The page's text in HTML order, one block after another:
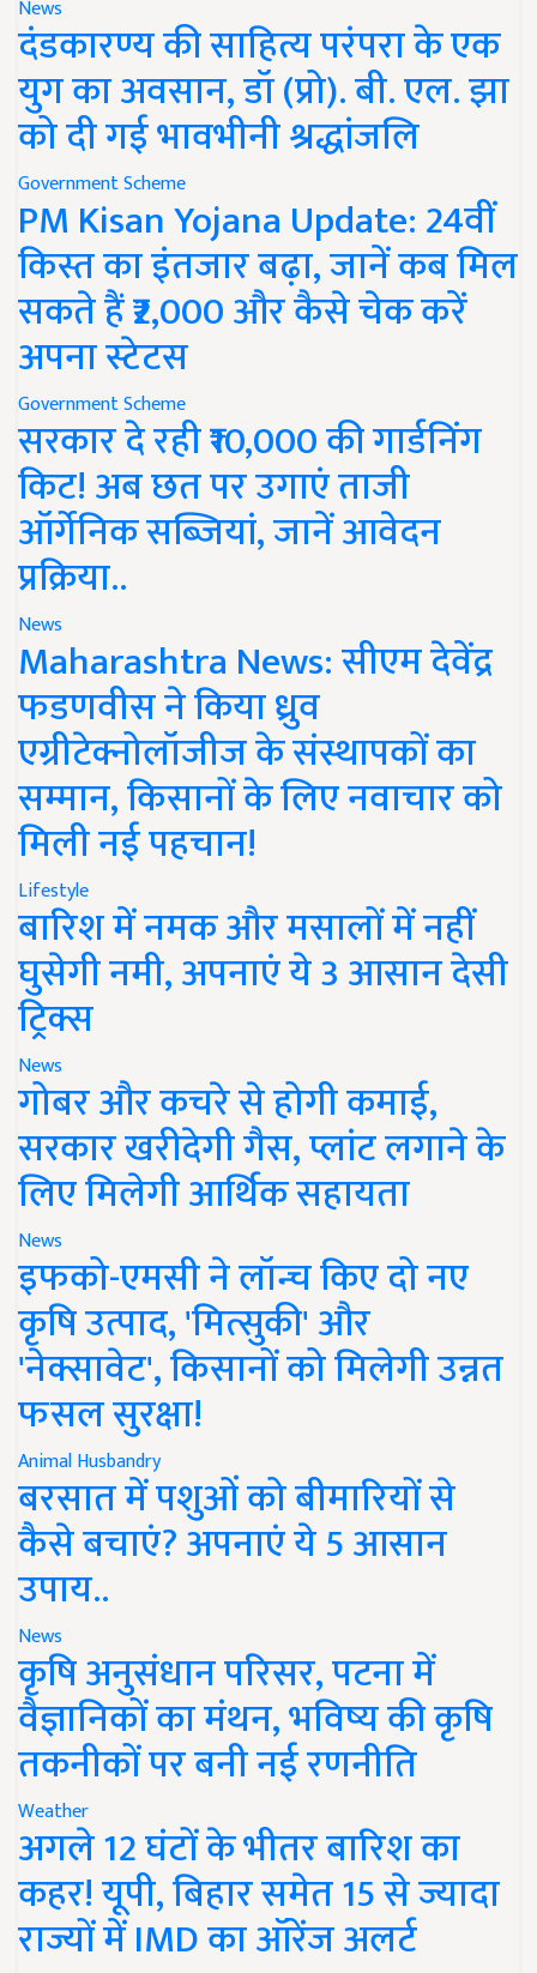
News
दंडकारण्य की साहित्य परंपरा के एक
युग का अवसान, डॉ (प्रो). बी. एल. झा
को दी गई भावभीनी श्रद्धांजलि
Government Scheme
PM Kisan Yojana Update: 24वीं
किस्त का इंतजार बढ़ा, जानें कब मिल
सकते हैं ₹2,000 और कैसे चेक करें
अपना स्टेटस
Government Scheme
सरकार दे रही ₹10,000 की गार्डनिंग
किट! अब छत पर उगाएं ताजी
ऑर्गेनिक सब्जियां, जानें आवेदन
प्रक्रिया..
News
Maharashtra News: सीएम देवेंद्र
फडणवीस ने किया ध्रुव
एग्रीटेक्नोलॉजीज के संस्थापकों का
सम्मान, किसानों के लिए नवाचार को
मिली नई पहचान!
Lifestyle
बारिश में नमक और मसालों में नहीं
घुसेगी नमी, अपनाएं ये 3 आसान देसी
ट्रिक्स
News
गोबर और कचरे से होगी कमाई,
सरकार खरीदेगी गैस, प्लांट लगाने के
लिए मिलेगी आर्थिक सहायता
News
इफको-एमसी ने लॉन्च किए दो नए
कृषि उत्पाद, 'मित्सुकी' और
'नेक्सावेट', किसानों को मिलेगी उन्नत
फसल सुरक्षा!
Animal Husbandry
बरसात में पशुओं को बीमारियों से
कैसे बचाएं? अपनाएं ये 5 आसान
उपाय..
News
कृषि अनुसंधान परिसर, पटना में
वैज्ञानिकों का मंथन, भविष्य की कृषि
तकनीकों पर बनी नई रणनीति
Weather
अगले 12 घंटों के भीतर बारिश का
कहर! यूपी, बिहार समेत 15 से ज्यादा
राज्यों में IMD का ऑरेंज अलर्ट